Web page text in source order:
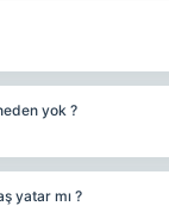
yok ?
yatar mı ?